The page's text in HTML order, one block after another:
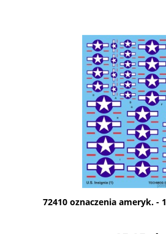
72410 oznaczenia ameryk. -